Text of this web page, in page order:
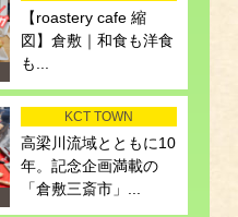
【roastery cafe 縮
図】倉敷｜和食も洋食
も...
KCT TOWN
高梁川流域とともに10
年。記念企画満載の
「倉敷三斎市」...